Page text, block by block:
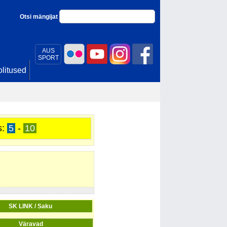
AUS
SPORT
Otsi mängijat
5 - 10
SK LINK / Saku
Väravad